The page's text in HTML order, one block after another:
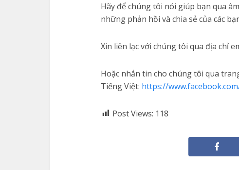
Hãy để chúng tôi nói giúp bạn qua
những phản hồi và chia sẻ của các
Xin liên lạc với chúng tôi qua địa chỉ
Hoặc nhắn tin cho chúng tôi qua
Tiếng Việt: https://
Post Views: 118